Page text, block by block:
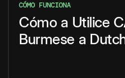
CÓMO FUNCIONA
Cómo a Utilice
Burmese a